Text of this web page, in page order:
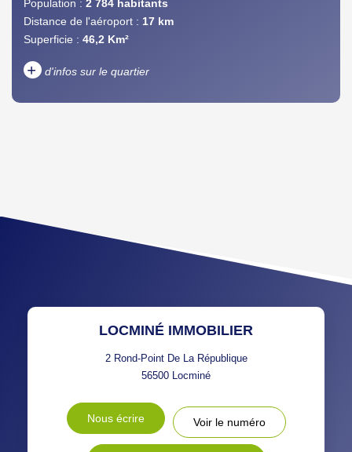
Population : 2 784 habitants
Distance de l'aéroport : 17 km
Superficie : 46,2 Km²
+ d'infos sur le quartier
TAUX DE PROPRIÉTAIRES
PART DES MÉNAGES SANS
DISTANCE DE L'AÉROPORT :
LOCMINÉ IMMOBILIER
2 Rond-Point De La République
56500 Locminé
Nous écrire Voir le numéro